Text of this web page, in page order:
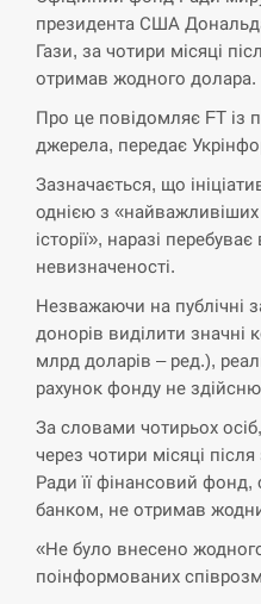
СЕРПЕНЬ
14:53
Экс-послу в США
СЕРПЕНЬ
14:40
У Росії
Reuters
СЕРПЕНЬ
14:23
Поставки ракет
хотя у партнеров
СЕРПЕНЬ
14:10
У Румунії затоплять
збільшення потоку
СЕРПЕНЬ
президента США
Гази, за чотири місяці
отримав жодного долара.
Про це повідомляє FT із
джерела, передає
Зазначається, що
однією з «найважливіших
історії», наразі
невизначеності.
Незважаючи на публічні
донорів виділити значні
млрд доларів – ред.),
рахунок фонду не
За словами чотирьох
через чотири місяці
Ради її фінансовий
банком, не отримав
«Не було внесено
поінформованих